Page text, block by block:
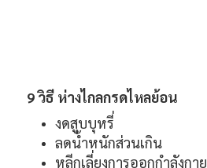
9 วิธี ห่างไกลกรดไหลย้อน
งดสูบบุหรี่
ลดน้ำหนักส่วนเกิน
หลีกเลี่ยงการออกกำลังก